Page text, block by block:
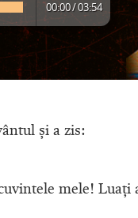
00:00/03:54
şi a zis:
mele!